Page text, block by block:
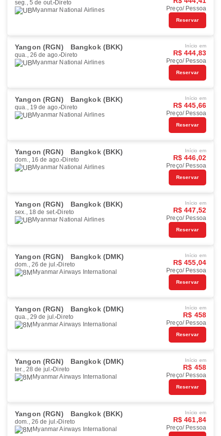
seg., 5 de out. Direto
Myanmar National Airlines
Preço/ Pessoa
Reservar
Yangon (RGN) Bangkok (BKK)
qua., 26 de ago. Direto
Myanmar National Airlines
Início em
R$ 444,83
Preço/ Pessoa
Reservar
Yangon (RGN) Bangkok (BKK)
qua., 19 de ago. Direto
Myanmar National Airlines
Início em
R$ 445,66
Preço/ Pessoa
Reservar
Yangon (RGN) Bangkok (BKK)
dom., 16 de ago. Direto
Myanmar National Airlines
Início em
R$ 446,02
Preço/ Pessoa
Reservar
Yangon (RGN) Bangkok (BKK)
sex., 18 de set. Direto
Myanmar National Airlines
Início em
R$ 447,52
Preço/ Pessoa
Reservar
Yangon (RGN) Bangkok (DMK)
dom., 26 de jul. Direto
Myanmar Airways International
Início em
R$ 455,04
Preço/ Pessoa
Reservar
Yangon (RGN) Bangkok (DMK)
qua., 29 de jul. Direto
Myanmar Airways International
Início em
R$ 458
Preço/ Pessoa
Reservar
Yangon (RGN) Bangkok (DMK)
ter., 28 de jul. Direto
Myanmar Airways International
Início em
R$ 458
Preço/ Pessoa
Reservar
Yangon (RGN) Bangkok (BKK)
dom., 26 de jul. Direto
Myanmar Airways International
Início em
R$ 461,84
Preço/ Pessoa